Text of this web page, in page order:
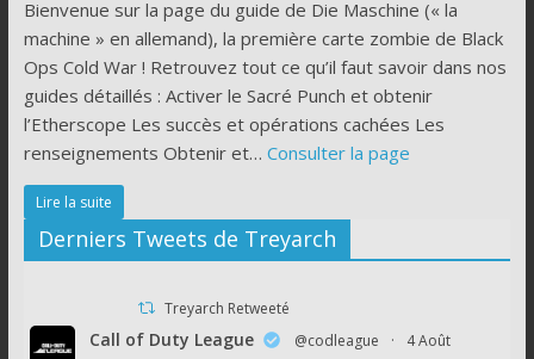
Bienvenue sur la page du guide de Die Maschine (« la
machine » en allemand), la première carte zombie de Black
Ops Cold War ! Retrouvez tout ce qu’il faut savoir dans nos
guides détaillés : Activer le Sacré Punch et obtenir
l’Etherscope Les succès et opérations cachées Les
renseignements Obtenir et… Consulter la page
Lire la suite
Derniers Tweets de Treyarch
Treyarch Retweeté
Call of Duty League @codleague · 4 Août